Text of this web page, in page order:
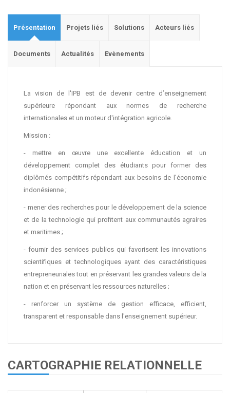
Présentation Projets liés Solutions Acteurs liés
Documents Actualités Evènements
La vision de l'IPB est de devenir centre d’enseignement
supérieure répondant aux normes de recherche
internationales et un moteur d'intégration agricole.
Mission :
- mettre en œuvre une excellente éducation et un
développement complet des étudiants pour former des
diplômés compétitifs répondant aux besoins de l’économie
indonésienne ;
- mener des recherches pour le développement de la science
et de la technologie qui profitent aux communautés agraires
et maritimes ;
- fournir des services publics qui favorisent les innovations
scientifiques et technologiques ayant des caractéristiques
entrepreneuriales tout en préservant les grandes valeurs de la
nation et en préservant les ressources naturelles ;
- renforcer un système de gestion efficace, efficient,
transparent et responsable dans l'enseignement supérieur.
CARTOGRAPHIE RELATIONNELLE